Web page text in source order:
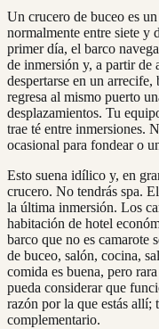
Un crucero de buceo es
normalmente entre siete y
primer día, el barco
de inmersión y, a partir de
despertarse en un arrecife,
regresa al mismo puerto
desplazamientos. Tu
trae té entre inmersiones.
ocasional para fondear o
Esto suena idílico y, en
crucero. No tendrás spa.
la última inmersión. Los
habitación de hotel
barco que no es camarote
de buceo, salón, cocina,
comida es buena, pero
pueda considerar que
razón por la que estás allí;
complementario.